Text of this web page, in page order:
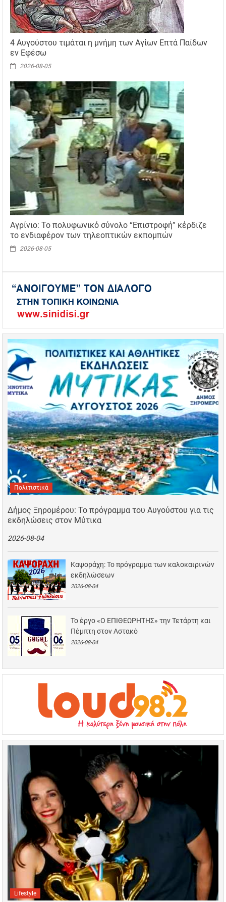
4 Αυγούστου τιμάται η μνήμη των Αγίων Επτά Παίδων
εν Εφέσω
2026-08-05
Αγρίνιο: Το πολυφωνικό σύνολο “Επιστροφή” κέρδιζε
το ενδιαφέρον των τηλεοπτικών εκπομπών
2026-08-05
Πολιτιστικά
Δήμος Ξηρομέρου: Το πρόγραμμα του Αυγούστου για τις
εκδηλώσεις στον Μύτικα
2026-08-04
Καψοράχη: Το πρόγραμμα των καλοκαιρινών
εκδηλώσεων
2026-08-04
Το έργο «Ο ΕΠΙΘΕΩΡΗΤΗΣ» την Τετάρτη και
Πέμπτη στον Αστακό
2026-08-04
Lifestyle